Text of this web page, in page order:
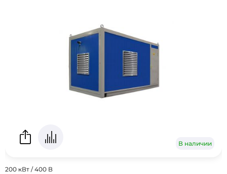
В наличии
200 кВт / 400 В